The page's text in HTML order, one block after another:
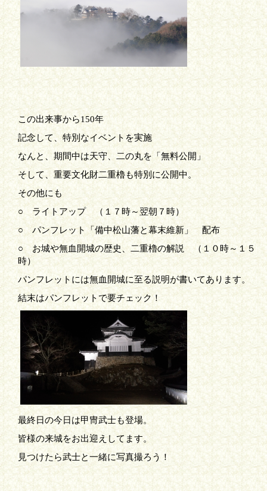
この出来事から150年
記念して、特別なイベントを実施
なんと、期間中は天守、二の丸を「無料公開」
そして、重要文化財二重櫓も特別に公開中。
その他にも
○ ライトアップ （１７時～翌朝７時）
○ パンフレット「備中松山藩と幕末維新」 配布
○ お城や無血開城の歴史、二重櫓の解説 （１０時～１５
時）
パンフレットには無血開城に至る説明が書いてあります。
結末はパンフレットで要チェック！
最終日の今日は甲冑武士も登場。
皆様の来城をお出迎えしてます。
見つけたら武士と一緒に写真撮ろう！